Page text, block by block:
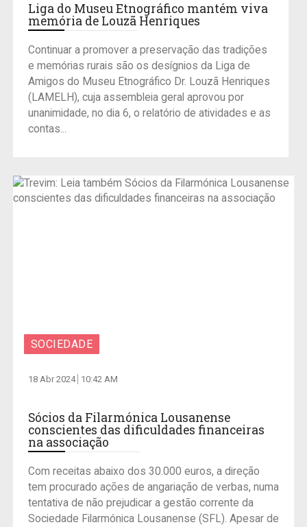
Liga do Museu Etnográfico mantém viva
memória de Louzã Henriques
Continuar a promover a preservação das tradições
e memórias rurais são os desígnios da Liga de
Amigos do Museu Etnográfico Dr. Louzã Henriques
(LAMELH), cuja assembleia geral aprovou por
unanimidade, no dia 6, o relatório de atividades e as
contas...
SOCIEDADE
18 Abr 2024 10:42 AM
Sócios da Filarmónica Lousanense
conscientes das dificuldades financeiras
na associação
Com receitas abaixo dos 30.000 euros, a direção
tem procurado ações de angariação de verbas, numa
tentativa de não prejudicar a gestão corrente da
Sociedade Filarmónica Lousanense (SFL). Apesar de